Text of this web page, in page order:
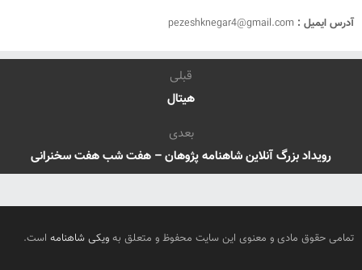
آدرس ایمیل : pezeshknegar4@gmail.com
قبلی
هیتال
بعدی
رویداد بزرگ آنلاین شاهنامه پژوهان – هفت شب هفت سخنرانی
تمامی حقوق مادی و معنوی این سایت محفوظ و متعلق به ویکی شاهنامه است.